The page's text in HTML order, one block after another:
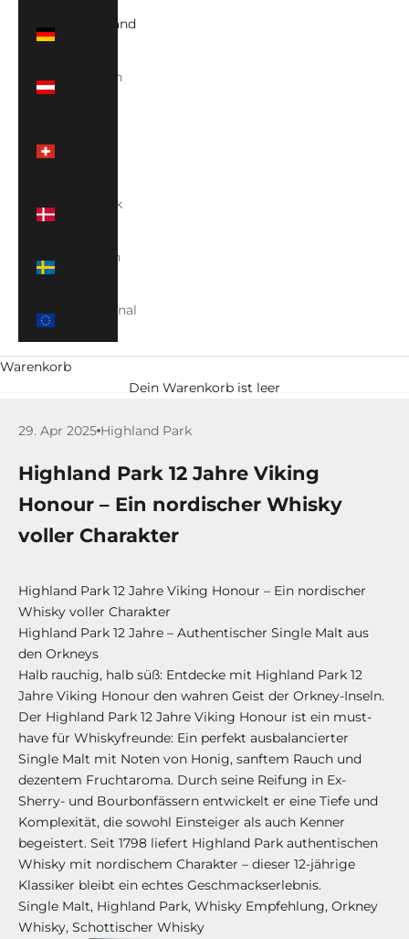
Deutschland
Österreich
Dänemark
Schweden
International
Warenkorb
Dein Warenkorb ist leer
29. Apr 2025 Highland Park
Highland Park 12 Jahre Viking
Honour – Ein nordischer Whisky
voller Charakter
Highland Park 12 Jahre Viking Honour – Ein nordischer
Whisky voller Charakter
Highland Park 12 Jahre – Authentischer Single Malt aus
den Orkneys
Halb rauchig, halb süß: Entdecke mit Highland Park 12
Jahre Viking Honour den wahren Geist der Orkney-Inseln.
Der Highland Park 12 Jahre Viking Honour ist ein must-
have für Whiskyfreunde: Ein perfekt ausbalancierter
Single Malt mit Noten von Honig, sanftem Rauch und
dezentem Fruchtaroma. Durch seine Reifung in Ex-
Sherry- und Bourbonfässern entwickelt er eine Tiefe und
Komplexität, die sowohl Einsteiger als auch Kenner
begeistert. Seit 1798 liefert Highland Park authentischen
Whisky mit nordischem Charakter – dieser 12-jährige
Klassiker bleibt ein echtes Geschmackserlebnis.
Single Malt, Highland Park, Whisky Empfehlung, Orkney
Whisky, Schottischer Whisky